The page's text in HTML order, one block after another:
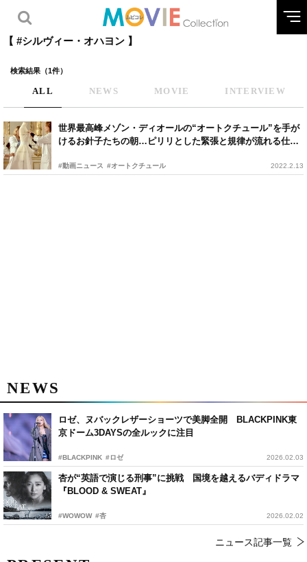
【 #シルヴィー・オハヨン 】
検索結果（1件）
ALL NEWS MOVIE INTERVIEW
世界最高峰メゾン・ディオールの“オートクチュール”を手が
けるお針子たちの朝…ピリリとした緊張と規律が流れる仕事
#動画ニュース #オートクチュール 2022.2.13
NEWS
ロゼ、ヌバックレザーショーツで美脚全開 BLACKPINK東
京ドーム3DAYSの全ルックに注目
#BLACKPINK #ロゼ 2026.02.03
杏が“英語で演じる刑事”に挑戦 国境を越えるバディドラマ
『BLOOD & SWEAT』
#WOWOW #杏 2026.02.02
ニュース記事一覧